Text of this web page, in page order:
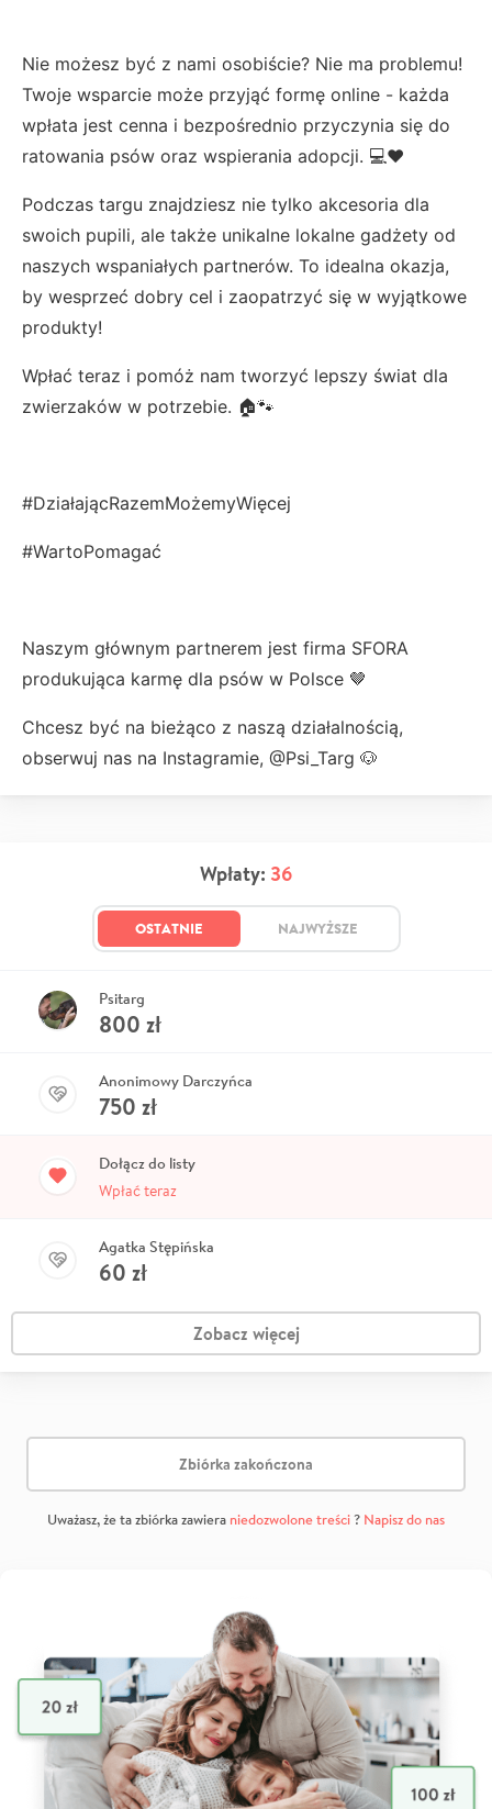
Nie możesz być z nami osobiście? Nie ma problemu!
Twoje wsparcie może przyjąć formę online - każda
wpłata jest cenna i bezpośrednio przyczynia się do
ratowania psów oraz wspierania adopcji. 💻❤️
Podczas targu znajdziesz nie tylko akcesoria dla
swoich pupili, ale także unikalne lokalne gadżety od
naszych wspaniałych partnerów. To idealna okazja,
by wesprzeć dobry cel i zaopatrzyć się w wyjątkowe
produkty!
Wpłać teraz i pomóż nam tworzyć lepszy świat dla
zwierzaków w potrzebie. 🏠🐾
#DziałającRazemMożemyWięcej
#WartoPomagać
Naszym głównym partnerem jest firma SFORA
produkująca karmę dla psów w Polsce 🤎
Chcesz być na bieżąco z naszą działalnością,
obserwuj nas na Instagramie, @Psi_Targ 🐶
Wpłaty: 36
OSTATNIE NAJWYŻSZE
Psitarg
800 zł
Anonimowy Darczyńca
750 zł
Dołącz do listy
Wpłać teraz
Agatka Stępińska
60 zł
Zobacz więcej
Zbiórka zakończona
Uważasz, że ta zbiórka zawiera niedozwolone treści? Napisz do nas